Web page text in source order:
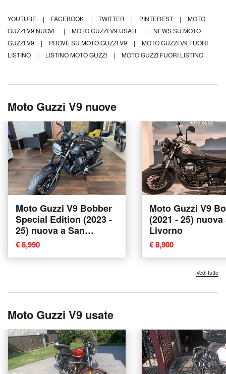
YOUTUBE | FACEBOOK | TWITTER | PINTEREST |
MOTO
GUZZI V9 NUOVE
| MOTO GUZZI V9 USATE |
NEWS SU MOTO
GUZZI V9
| PROVE SU MOTO GUZZI V9 |
MOTO GUZZI V9 FUORI
LISTINO
| LISTINO MOTO GUZZI | MOTO GUZZI FUORI LISTINO
Moto Guzzi V9 nuove
Moto Guzzi V9 Bobber
Special Edition (2023 -
25) nuova a San
Martino Siccomario
€ 8,990
Moto Guzzi V9
(2021 - 25) nuova
Livorno
€ 8,900
Vedi tutte
Moto Guzzi V9 usate